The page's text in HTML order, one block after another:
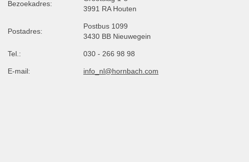
Bezoekadres:
3991 RA Houten
Postadres:
Postbus 1099
3430 BB Nieuwegein
Tel.: 030 - 266 98 98
E-mail: info_nl@hornbach.com